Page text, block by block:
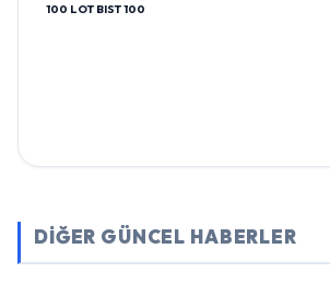
100 LOT BIST 100
DİĞER GÜNCEL HABERLER